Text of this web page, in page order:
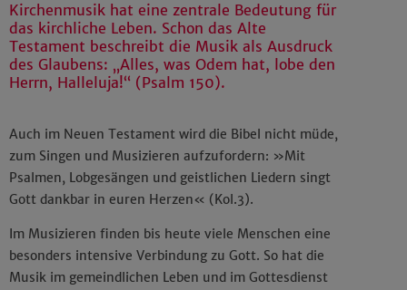
Kirchenmusik hat eine zentrale Bedeutung für
das kirchliche Leben. Schon das Alte
Testament beschreibt die Musik als Ausdruck
des Glaubens: „Alles, was Odem hat, lobe den
Herrn, Halleluja!“ (Psalm 150).
Auch im Neuen Testament wird die Bibel nicht müde,
zum Singen und Musizieren aufzufordern: »Mit
Psalmen, Lobgesängen und geistlichen Liedern singt
Gott dankbar in euren Herzen« (Kol.3).
Im Musizieren finden bis heute viele Menschen eine
besonders intensive Verbindung zu Gott. So hat die
Musik im gemeindlichen Leben und im Gottesdienst